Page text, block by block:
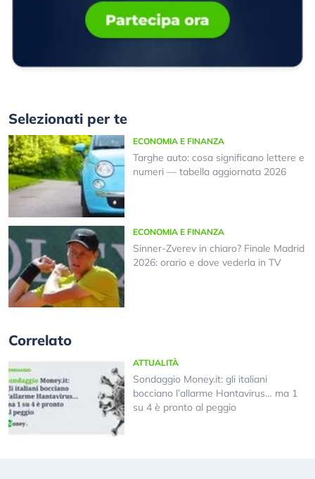
Selezionati per te
ECONOMIA E FINANZA
Targhe auto: cosa significano lettere e
numeri — tabella aggiornata 2026
ECONOMIA E FINANZA
Sinner-Zverev in chiaro? Finale Madrid
2026: orario e dove vederla in TV
Correlato
ATTUALITÀ
Sondaggio Money.it: gli italiani
bocciano l’allarme Hantavirus… ma 1
su 4 è pronto al peggio